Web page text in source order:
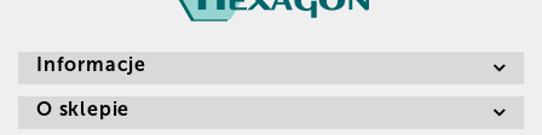
Informacje
O sklepie